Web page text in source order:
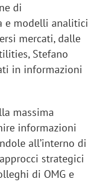
di
e modelli analitici
mercati, dalle
Stefano
in informazioni
massima
informazioni
all’interno di
strategici
di OMG e